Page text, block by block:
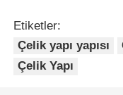
Etiketler:
Çelik yapı yapısı
Çelik Yapı